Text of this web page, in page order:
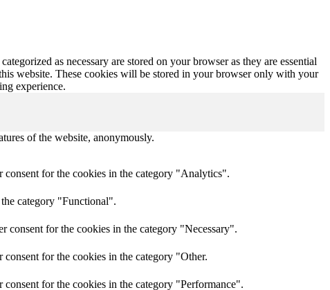
as necessary are stored on your browser as they are essential
website. These cookies will be stored in your browser only with your
experience.
of the website, anonymously.
for the cookies in the category "Analytics".
category "Functional".
consent for the cookies in the category "Necessary".
for the cookies in the category "Other.
for the cookies in the category "Performance".